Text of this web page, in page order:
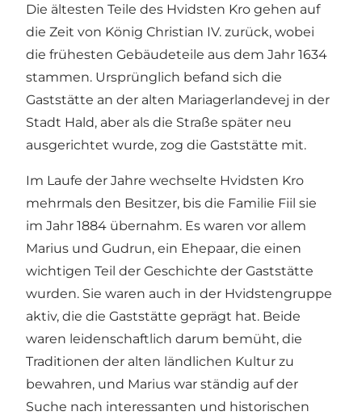
Die ältesten Teile des Hvidsten Kro gehen auf
die Zeit von König Christian IV. zurück, wobei
die frühesten Gebäudeteile aus dem Jahr 1634
stammen. Ursprünglich befand sich die
Gaststätte an der alten Mariagerlandevej in der
Stadt Hald, aber als die Straße später neu
ausgerichtet wurde, zog die Gaststätte mit.
Im Laufe der Jahre wechselte Hvidsten Kro
mehrmals den Besitzer, bis die Familie Fiil sie
im Jahr 1884 übernahm. Es waren vor allem
Marius und Gudrun, ein Ehepaar, die einen
wichtigen Teil der Geschichte der Gaststätte
wurden. Sie waren auch in der Hvidstengruppe
aktiv, die die Gaststätte geprägt hat. Beide
waren leidenschaftlich darum bemüht, die
Traditionen der alten ländlichen Kultur zu
bewahren, und Marius war ständig auf der
Suche nach interessanten und historischen